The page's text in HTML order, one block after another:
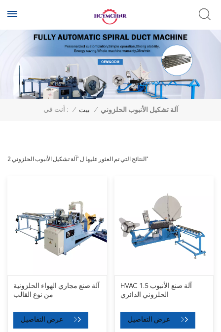
أنت في : / بيت / آلة تشكيل الأنبوب الحلزوني
2 النتائج التي تم العثور عليها ل "آلة تشكيل الأنبوب الحلزوني"
آلة صنع مجاري الهواء الحلزونية
من نوع القالب
HVAC 1.5 آلة صنع الأنبوب
الحلزوني الدائري